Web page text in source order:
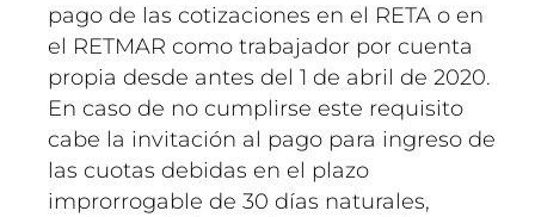
pago de las cotizaciones en el RETA o en
el RETMAR como trabajador por cuenta
propia desde antes del 1 de abril de 2020.
En caso de no cumplirse este requisito
cabe la invitación al pago para ingreso de
las cuotas debidas en el plazo
improrrogable de 30 días naturales,